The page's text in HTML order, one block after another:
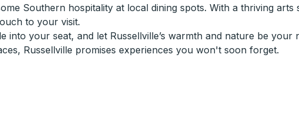
Southern hospitality at local dining spots. With a thriving arts
to your visit.
your seat, and let Russellville’s warmth and nature be your
Russellville promises experiences you won't soon forget.